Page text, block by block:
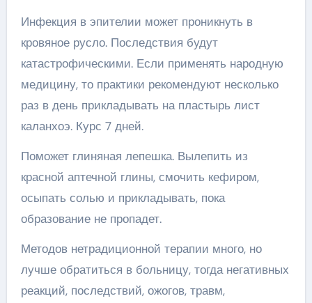
Инфекция в эпителии может проникнуть в
кровяное русло. Последствия будут
катастрофическими. Если применять народную
медицину, то практики рекомендуют несколько
раз в день прикладывать на пластырь лист
каланхоэ. Курс 7 дней.
Поможет глиняная лепешка. Вылепить из
красной аптечной глины, смочить кефиром,
осыпать солью и прикладывать, пока
образование не пропадет.
Методов нетрадиционной терапии много, но
лучше обратиться в больницу, тогда негативных
реакций, последствий, ожогов, травм,